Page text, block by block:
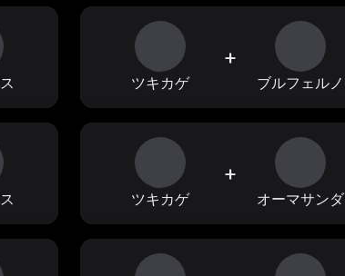
ツキカゲ
+
ブルフェルノ
ツキカゲ
+
オーマサンダ